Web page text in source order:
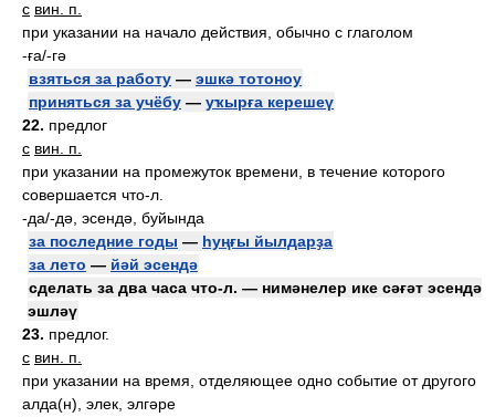
с вин. п.
при указании на начало действия, обычно с глаголом
-ға/-гә
взяться за работу — эшкә тотоноу
приняться за учёбу — уҡырға керешеү
22. предлог
с вин. п.
при указании на промежуток времени, в течение которого
совершается что-л.
-да/-дә, эсендә, буйында
за последние годы — һуңғы йылдарҙа
за лето — йәй эсендә
сделать за два часа что-л. — нимәнелер ике сәғәт эсендә
эшләү
23. предлог.
с вин. п.
при указании на время, отделяющее одно событие от другого
алда(н), элек, элгәре